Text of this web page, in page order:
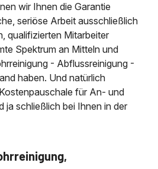
wir Ihnen die Garantie
seriöse Arbeit ausschließlich
qualifizierten Mitarbeiter
Spektrum an Mitteln und
- Abflussreinigung -
haben. Und natürlich
für An- und
ja schließlich bei Ihnen in der